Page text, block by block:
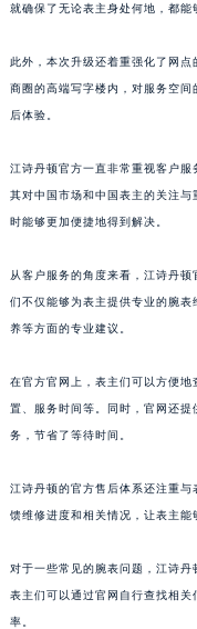
就确保了无论表主身处何地，都能
此外，本次升级还着重强化了网
商圈的高端写字楼内，对服务空
后体验。
江诗丹顿官方一直非常重视客户
其对中国市场和中国表主的关注
时能够更加便捷地得到解决。
从客户服务的角度来看，江诗丹
们不仅能够为表主提供专业的腕
养等方面的专业建议。
在官方官网上，表主们可以方便
置、服务时间等。同时，官网还
务，节省了等待时间。
江诗丹顿的官方售后体系还注重
馈维修进度和相关情况，让表主能
对于一些常见的腕表问题，江诗丹
表主们可以通过官网自行查找相
率。